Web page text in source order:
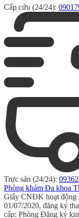
Cấp cứu (24/24):
Trực sản (24/24):
Phòng khám Đa khoa
Giấy CNĐK hoạt động
01/07/2020, đăng ký
cấp: Phòng Đăng ký